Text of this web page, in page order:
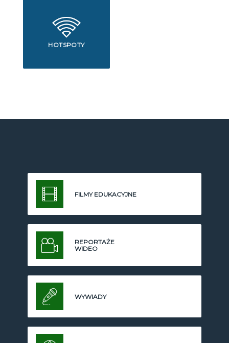
HOTSPOTY
FILMY EDUKACYJNE
REPORTAŻE
WIDEO
WYWIADY